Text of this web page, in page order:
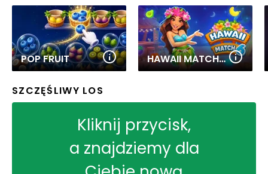
POP FRUIT HAWAII MATCH 6
SZCZĘŚLIWY LOS
Kliknij przycisk,
a znajdziemy dla